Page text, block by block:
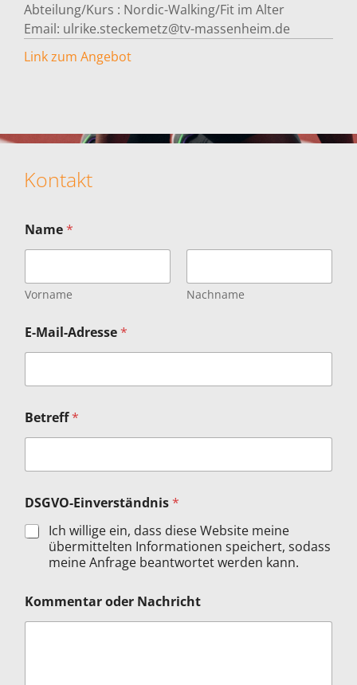
Abteilung/Kurs : Nordic-Walking/Fit im Alter
Email: ulrike.steckemetz@tv-massenheim.de
Link zum Angebot
Kontakt
Name*
Vorname Nachname
E-Mail-Adresse*
Betreff*
DSGVO-Einverständnis*
Ich willige ein, dass diese Website meine
übermittelten Informationen speichert, sodass
meine Anfrage beantwortet werden kann.
-
M
Kommentar oder Nachricht